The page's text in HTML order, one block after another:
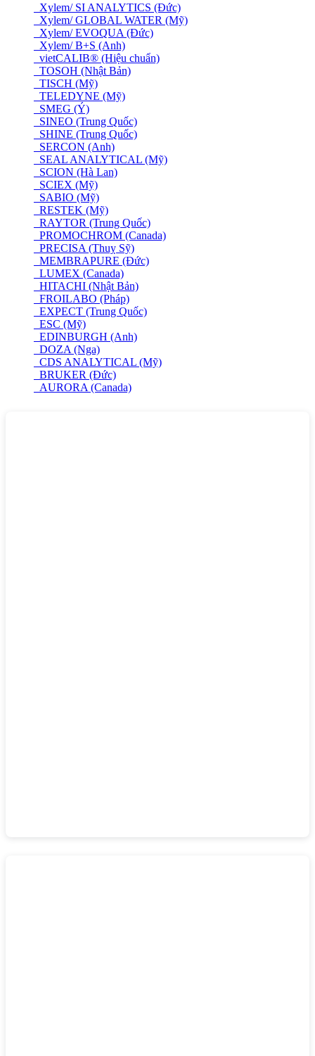
Xylem/ SI ANALYTICS (Đức)
Xylem/ GLOBAL WATER (Mỹ)
Xylem/ EVOQUA (Đức)
Xylem/ B+S (Anh)
vietCALIB® (Hiệu chuẩn)
TOSOH (Nhật Bản)
TISCH (Mỹ)
TELEDYNE (Mỹ)
SMEG (Ý)
SINEO (Trung Quốc)
SHINE (Trung Quốc)
SERCON (Anh)
SEAL ANALYTICAL (Mỹ)
SCION (Hà Lan)
SCIEX (Mỹ)
SABIO (Mỹ)
RESTEK (Mỹ)
RAYTOR (Trung Quốc)
PROMOCHROM (Canada)
PRECISA (Thuỵ Sỹ)
MEMBRAPURE (Đức)
LUMEX (Canada)
HITACHI (Nhật Bản)
FROILABO (Pháp)
EXPECT (Trung Quốc)
ESC (Mỹ)
EDINBURGH (Anh)
DOZA (Nga)
CDS ANALYTICAL (Mỹ)
BRUKER (Đức)
AURORA (Canada)